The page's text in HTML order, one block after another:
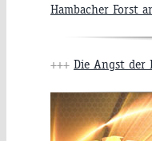
Hambacher Forst
+++ Die Angst der